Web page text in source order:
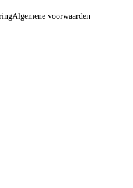
Algemene voorwaarden